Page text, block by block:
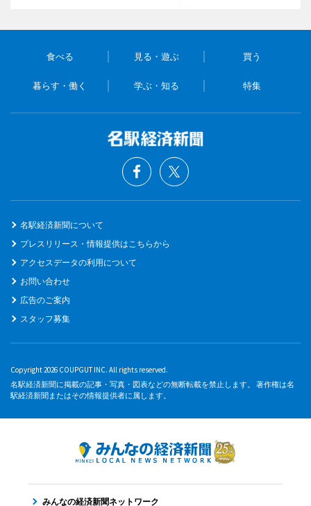
食べる 見る・遊ぶ 買う
暮らす・働く 学ぶ・知る 特集
名駅経済新聞について
プレスリリース・情報提供はこちらから
アクセスデータの利用について
お問い合わせ
広告のご案内
スタッフ募集
Copyright 2026 COUPGUT INC. All rights reserved.
名駅経済新聞に掲載の記事・写真・図表などの無断転載を禁止します。 著作権は名
駅経済新聞またはその情報提供者に属します。
みんなの経済新聞ネットワーク